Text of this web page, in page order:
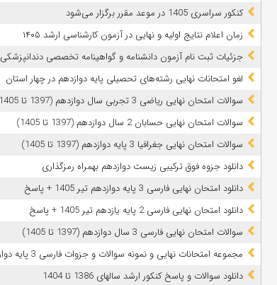
کنکور سراسری 1405 در موعد مقرر برگزار می‌شود
زمان اعلام نتایج اولیه و نهایی در آزمون کارشناسی ارشد ۱۴۰۵
جزئیات ثبت نام آزمون دانشنامه و گواهینامه تخصصی دندانپزشکی 1405
لغو امتحانات نهایی رشته‌های تحصیلی پایه دوازدهم در چهار استان
سوالات امتحان نهایی ریاضی 3 تجربی سال دوازدهم (1397 تا 1405)
سوالات امتحان نهایی حسابان 2 سال دوازدهم (1397 تا 1405)
سوالات امتحان نهایی جغرافیا 3 پایه دوازدهم (1397 تا 1405)
دانلود جزوه فوق ترکیبی زیست دوازدهم بهمراه رمزگذاری
دانلود امتحان نهایی فارسی 3 پایه دوازدهم تیر 1405 + پاسخ
دانلود امتحان نهایی فارسی 2 پایه یازدهم تیر 1405 + پاسخ
سوالات امتحان نهایی فارسی 3 سال دوازدهم (1397 تا 1405)
مجموعه امتحانات نهایی و نمونه سوالات و جزوات فارسی 3 پایه دوازدهم
دانلود سوالات و پاسخ کنکور ارشد سالهای 1386 تا 1404